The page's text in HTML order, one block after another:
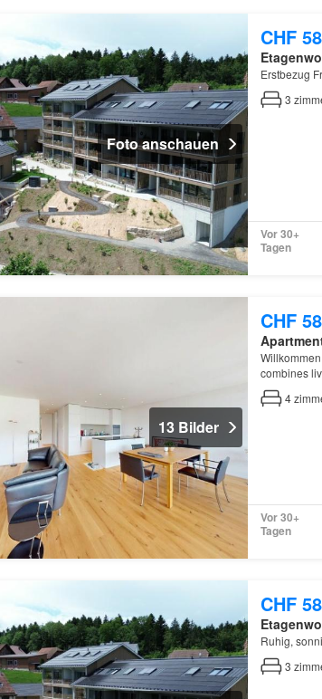
Foto anschauen
CHF
Erstbezug
3
Vor 30+
Tagen
13 Bilder
CHF
combines
4
Vor 30+
Tagen
CHF
Ruhig,
3